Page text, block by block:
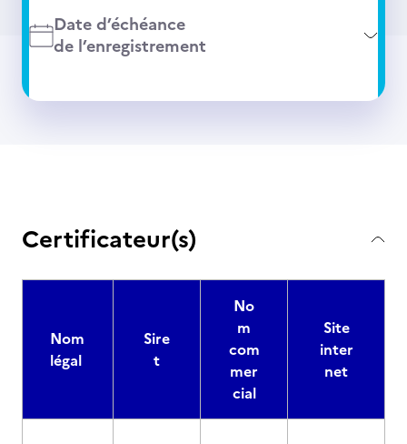
Date d’échéance
de l’enregistrement
Certificateur(s)
Nom
légal
Sire
t
No
m
com
mer
cial
Site
inter
net